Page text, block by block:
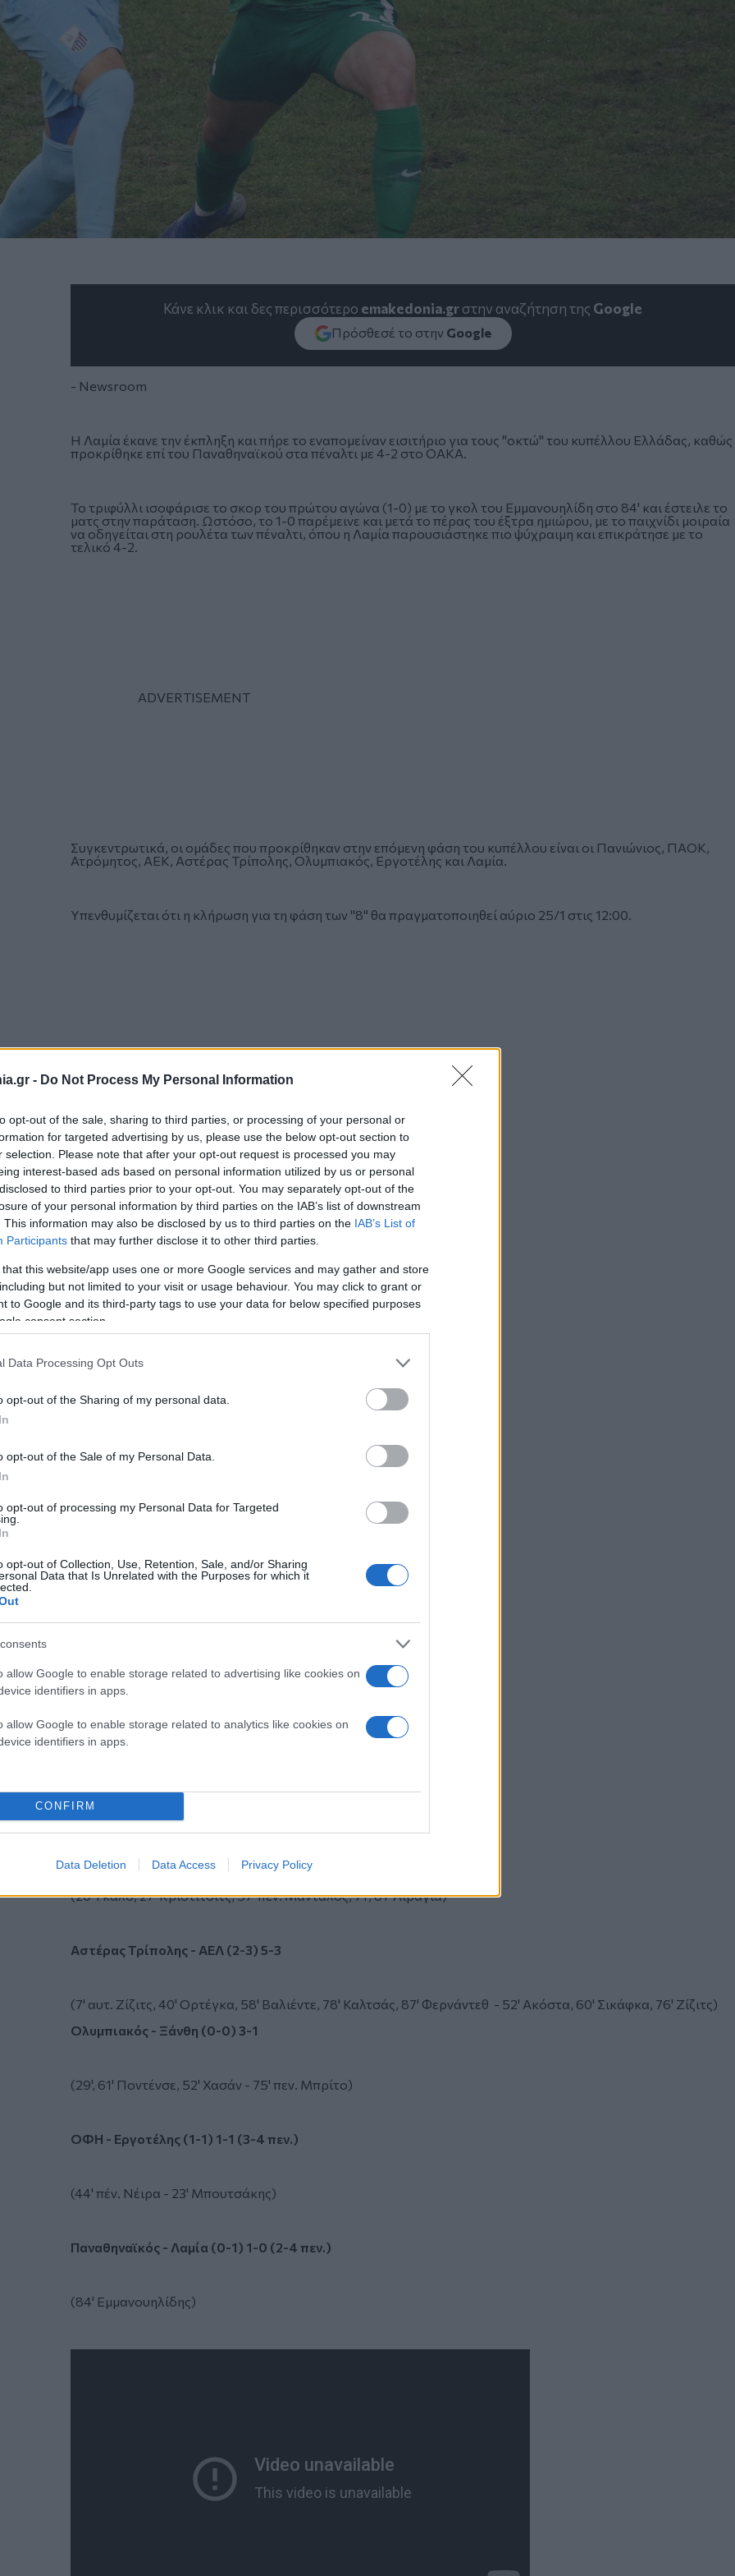
- Do Not Process My Personal Information
opt-out of the sale, sharing to third parties, or processing of your personal or
for targeted advertising by us, please use the below opt-out section to
selection. Please note that after your opt-out request is processed you may
interest-based ads based on personal information utilized by us or personal
to third parties prior to your opt-out. You may separately opt-out of the
of your personal information by third parties on the IAB’s list of downstream
This information may also be disclosed by us to third parties on the IAB’s List of
Participants that may further disclose it to other third parties.
that this website/app uses one or more Google services and may gather and store
but not limited to your visit or usage behaviour. You may click to grant or
to Google and its third-party tags to use your data for below specified purposes
consent section.
Data Processing Opt Outs
opt-out of the Sharing of my personal data.
opt-out of the Sale of my Personal Data.
opt-out of processing my Personal Data for Targeted
opt-out of Collection, Use, Retention, Sale, and/or Sharing
Data that Is Unrelated with the Purposes for which it
allow Google to enable storage related to advertising like cookies on
identifiers in apps.
allow Google to enable storage related to analytics like cookies on
identifiers in apps.
CONFIRM
Data Deletion Data Access Privacy Policy
Κάνε κλικ και δες περισσότερο emakedonia.grστην αναζήτηση της Google
Πρόσθεσέ το στην Google
- Newsroom
Η Λαμία έκανε την έκπληξη και πήρε το εναπομείναν εισιτήριο για τους "οκτώ" του κυπέλλου Ελλάδας, καθώς
προκρίθηκε επί του Παναθηναϊκού στα πέναλτι με 4-2 στο ΟΑΚΑ.
Το τριφύλλι ισοφάρισε το σκορ του πρώτου αγώνα (1-0) με το γκολ του Εμμανουηλίδη στο 84' και έστειλε το
ματς στην παράταση. Ωστόσο, το 1-0 παρέμεινε και μετά το πέρας του έξτρα ημιώρου, με το παιχνίδι μοιραία
να οδηγείται στη ρουλέτα των πέναλτι, όπου η Λαμία παρουσιάστηκε πιο ψύχραιμη και επικράτησε με το
τελικό 4-2.
Συγκεντρωτικά, οι ομάδες που προκρίθηκαν στην επόμενη φάση του κυπέλλου είναι οι Πανιώνιος, ΠΑΟΚ,
Ατρόμητος, ΑΕΚ, Αστέρας Τρίπολης, Ολυμπιακός, Εργοτέλης και Λαμία.
Υπενθυμίζεται ότι η κλήρωση για τη φάση των "8" θα πραγματοποιηθεί αύριο 25/1 στις 12:00.
Το πανόραμα της φάσης των "16":
Πανιώνιος - ΠΑΣ Γιάννινα (1-1) 2-0
(53' πεν. Ντουρμισάι, 75' Σαραμαντάς)
ΠΑΟΚ - Παναχαϊκή (1-2) 5-0
(5' Λέο Μάτος, 37', 54' Λέο Ζαμπά, 46' Λημνιός, 67' Μίσιτς)
Ατρόμητος - Απόλλων Σμύρνης (3-0) 2-1
(20' Γκάλο, 27' Κρίστιτσιτς, 57' πεν. Μάνταλος, 71', 81' Λιβάγια)
Αστέρας Τρίπολης - ΑΕΛ (2-3) 5-3
(7' αυτ. Ζίζιτς, 40' Ορτέγκα, 58' Βαλιέντε, 78' Καλτσάς, 87' Φερνάντεθ - 52' Ακόστα, 60' Σικάφκα, 76' Ζίζιτς)
Ολυμπιακός - Ξάνθη (0-0) 3-1
(29', 61' Ποντένσε, 52' Χασάν - 75' πεν. Μπρίτο)
ΟΦΗ - Εργοτέλης (1-1) 1-1 (3-4 πεν.)
(44' πέν. Νέιρα - 23' Μπουτσάκης)
Παναθηναϊκός - Λαμία (0-1) 1-0 (2-4 πεν.)
(84' Εμμανουηλίδης)